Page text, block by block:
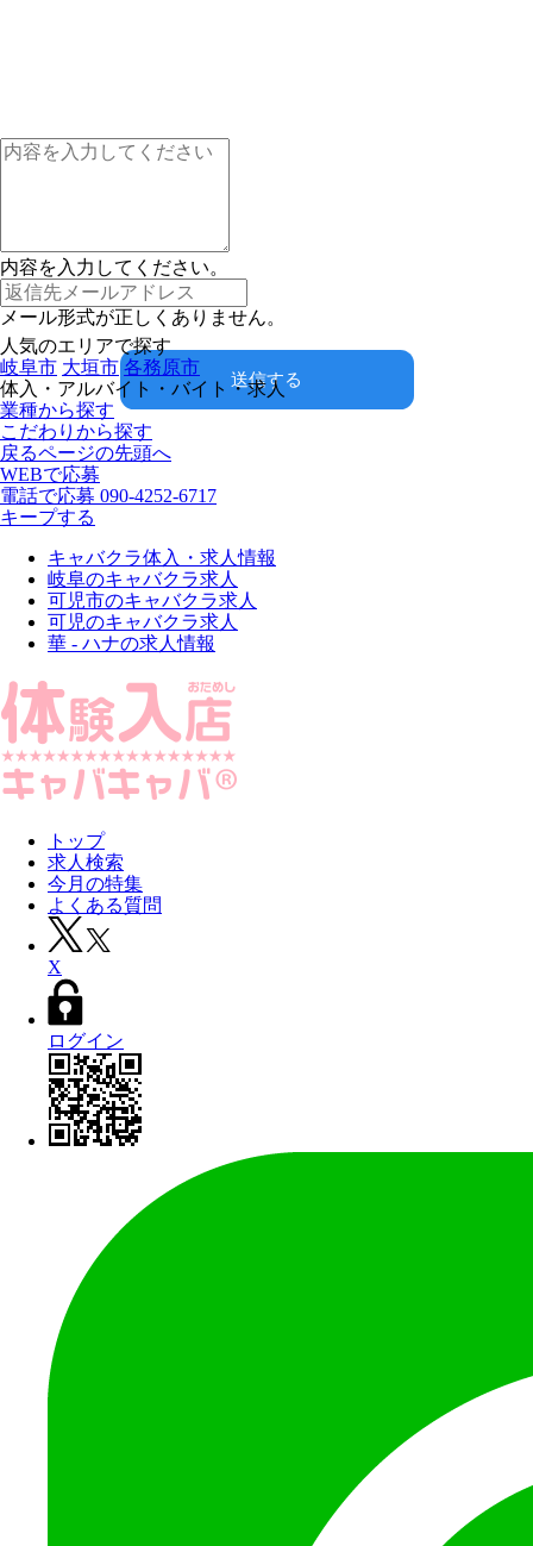
内容を入力してください。
メール形式が正しくありません。
送信する
人気のエリアで探す
岐阜市 大垣市 各務原市
体入・アルバイト・バイト・求人
業種から探す
こだわりから探す
戻るページの先頭へ
WEBで応募
電話で応募 090-4252-6717
キープする
キャバクラ体入・求人情報
岐阜のキャバクラ求人
可児市のキャバクラ求人
可児のキャバクラ求人
華 - ハナの求人情報
トップ
求人検索
今月の特集
よくある質問
X
ログイン